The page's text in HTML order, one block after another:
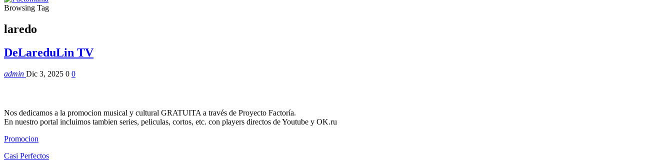
Browsing Tag
laredo
DeLareduLin TV
admin Dic 3, 2025 0 0
Nos dedicamos a la promocion musical y cultural GRATUITA a través de Proyecto Factoría.
En nuestro portal incluimos tambien series, peliculas, cortos, etc. con players directos de Youtube y OK.ru
Promocion
Casi Perfectos